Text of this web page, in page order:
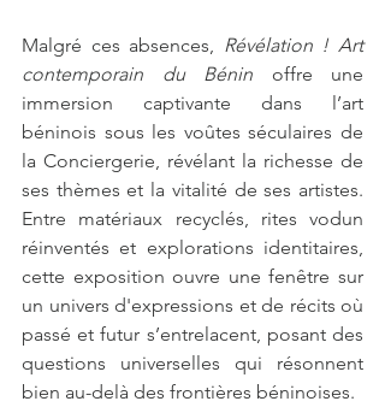
Malgré ces absences,
Révélation ! Art
contemporain du Bénin offre une
immersion captivante dans l’art
béninois sous les voûtes séculaires de
la Conciergerie, révélant la richesse de
ses thèmes et la vitalité de ses artistes.
Entre matériaux recyclés, rites vodun
réinventés et explorations identitaires,
cette exposition ouvre une fenêtre sur
un univers d'expressions et de récits où
passé et futur s’entrelacent, posant des
questions universelles qui résonnent
bien au-delà des frontières béninoises.